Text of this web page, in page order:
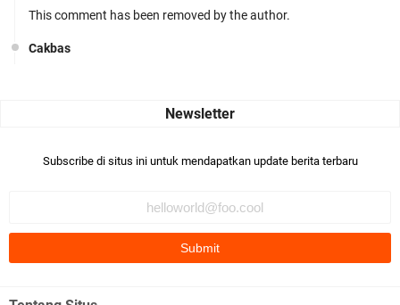
This comment has been removed by the author.
Cakbas
Bismillaah semoga pembuat artikel Alloh berikan pemahaman yg
Ada sejumlah pertanyaan kepada Anda dan jawablah dengan
Subscribe di situs ini untuk mendapatkan update berita terbaru